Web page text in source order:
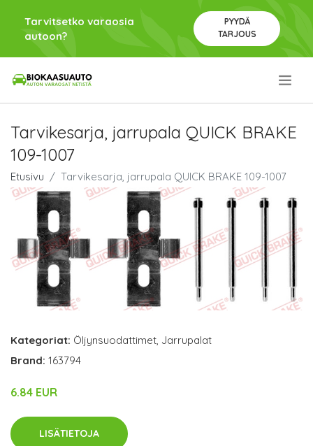
Tarvitsetko varaosia
autoon?
PYYDÄ
TARJOUS
Tarvikesarja, jarrupala QUICK BRAKE
109-1007
Etusivu Tarvikesarja, jarrupala QUICK BRAKE 109-1007
Kategoriat: Öljynsuodattimet, Jarrupalat
Brand: 163794
6.84 EUR
LISÄTIETOJA